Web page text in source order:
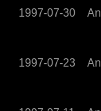
1997-07-30
1997-07-23